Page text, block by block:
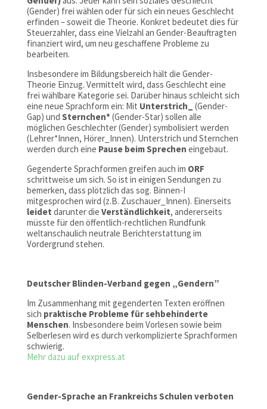
(Gender) frei wählen oder für sich ein neues Geschlecht
erfinden – soweit die Theorie. Konkret bedeutet dies für
Steuerzahler, dass eine Vielzahl an Gender-Beauftragten
finanziert wird, um neu geschaffene Probleme zu
bearbeiten.
Insbesondere im Bildungsbereich hält die Gender-
Theorie Einzug. Vermittelt wird, dass Geschlecht eine
frei wählbare Kategorie sei. Darüber hinaus schleicht sich
eine neue Sprachform ein: Mit Unterstrich_
(Gender-
Gap) und Sternchen* (Gender-Star) sollen alle
möglichen Geschlechter (Gender) symbolisiert werden
(Lehrer*Innen, Hörer_Innen). Unterstrich und Sternchen
werden durch eine Pause beim Sprechen eingebaut.
Gegenderte Sprachformen greifen auch im ORF
schrittweise um sich. So ist in einigen Sendungen zu
bemerken, dass plötzlich das sog. Binnen-I
mitgesprochen wird (z.B. Zuschauer_Innen). Einerseits
leidet darunter die Verständlichkeit, andererseits
müsste für den öffentlich-rechtlichen Rundfunk
weltanschaulich neutrale Berichterstattung im
Vordergrund stehen.
Deutscher Blinden-Verband gegen „Gendern”
Im Zusammenhang mit gegenderten Texten eröffnen
sich praktische Probleme für sehbehinderte
Menschen. Insbesondere beim Vorlesen sowie beim
Selberlesen wird es durch verkomplizierte Sprachformen
schwierig.
Mehr dazu auf exxpress.at
Gender-Sprache an Frankreichs Schulen verboten